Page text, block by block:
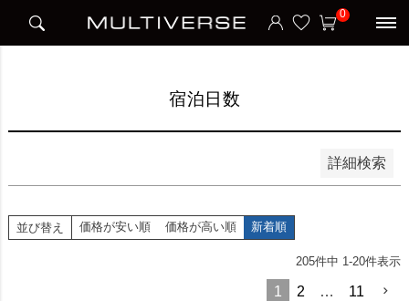
0
宿泊日数
詳細検索
並び順
新着順
並び替え 価格が安い順 価格が高い順 新着順
205件中 1-20件表示
1 2 … 11